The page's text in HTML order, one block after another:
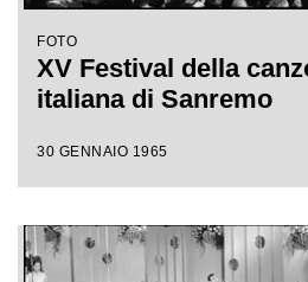
FOTO
XV Festival della
italiana di Sanremo
30 GENNAIO 1965